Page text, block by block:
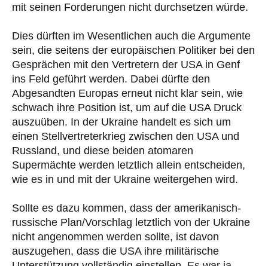
mit seinen Forderungen nicht durchsetzen würde.
Dies dürften im Wesentlichen auch die Argumente
sein, die seitens der europäischen Politiker bei den
Gesprächen mit den Vertretern der USA in Genf
ins Feld geführt werden. Dabei dürfte den
Abgesandten Europas erneut nicht klar sein, wie
schwach ihre Position ist, um auf die USA Druck
auszuüben. In der Ukraine handelt es sich um
einen Stellvertreterkrieg zwischen den USA und
Russland, und diese beiden atomaren
Supermächte werden letztlich allein entscheiden,
wie es in und mit der Ukraine weitergehen wird.
Sollte es dazu kommen, dass der amerikanisch-
russische Plan/Vorschlag letztlich von der Ukraine
nicht angenommen werden sollte, ist davon
auszugehen, dass die USA ihre militärische